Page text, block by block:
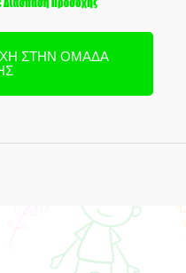
ΣΤΗΝ ΟΜΆΔΑ